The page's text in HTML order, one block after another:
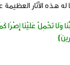
هذه الآثار
وَلَا تَحْمِلْ عَلَيْنَا